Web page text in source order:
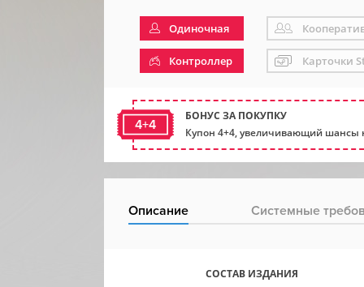
Одиночная
Контроллер Карточки
4+4
БОНУС ЗА ПОКУПКУ
Купон 4+4, увеличивающий шансы
Описание Системные
СОСТАВ ИЗДАНИЯ